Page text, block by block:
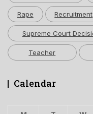
Rape Recruitment
Supreme Court
Teacher
Calendar